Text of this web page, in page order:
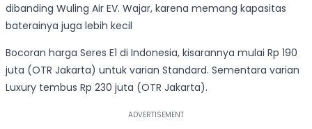
dibanding Wuling Air EV. Wajar, karena memang kapasitas
baterainya juga lebih kecil
Bocoran harga Seres E1 di Indonesia, kisarannya mulai Rp 190
juta (OTR Jakarta) untuk varian Standard. Sementara varian
Luxury tembus Rp 230 juta (OTR Jakarta).